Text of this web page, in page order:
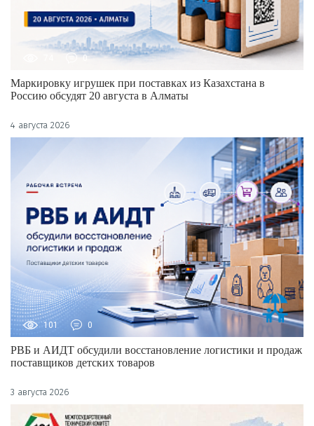
0
Маркировку игрушек при поставках из Казахстана в
Россию обсудят 20 августа в Алматы
4 августа 2026
101 0
РВБ и АИДТ обсудили восстановление логистики и продаж
поставщиков детских товаров
3 августа 2026